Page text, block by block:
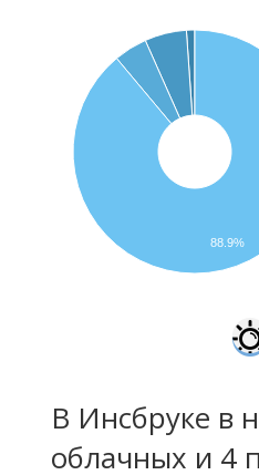
88.9%
В Инсбруке в
облачных и 4